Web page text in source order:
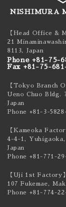
NISHIMURA
【Head Office &
21
8113, Japan
Phone +81-75-
Fax +81-75-
【Tokyo Branch
Ueno Chuo Bldg.
Japan
Phone +81-3-5828-
【Kameoka
4-4-1,
Japan
Phone +81-771-
【Uji 1st Factory】
107 Fukemae,
Phone +81-774-